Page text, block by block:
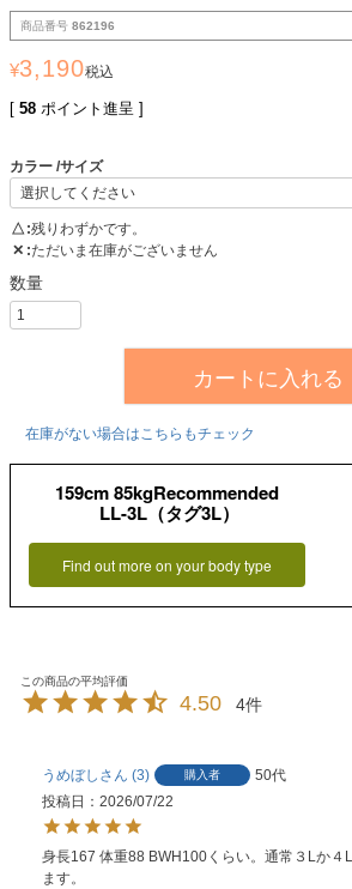
商品番号 862196
¥3,190税込
[ 58 ポイント進呈 ]
カラー サイズ
△ 残りわずかです。
✕ ただいま在庫がございません
カートに入れる
在庫がない場合はこちらもチェック
159cm 85kgRecommended
LL-3L（タグ3L）
Find out more on your body type
4.50 4
うめぼし 3 購入者
50代
投稿日
2026/07/22
身長167 体重88 BWH100くらい。通常３Lか４
ます。